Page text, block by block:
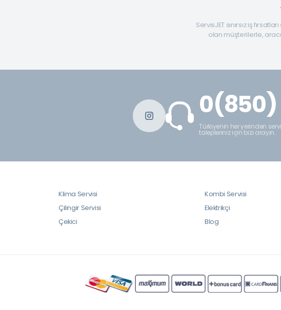
ServisJET sınırsız iş
olan müşterilerle,
0(850)
Türkiyenin her yerinden
talepleriniz için bizi arayın.
Klima Servisi Kombi Servisi
Çilingir Servisi
Elektrikçi
Çekici
Blog